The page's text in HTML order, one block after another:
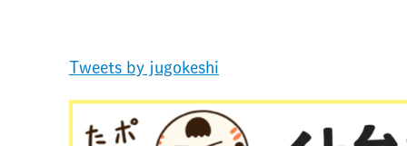
Tweets by jugokeshi